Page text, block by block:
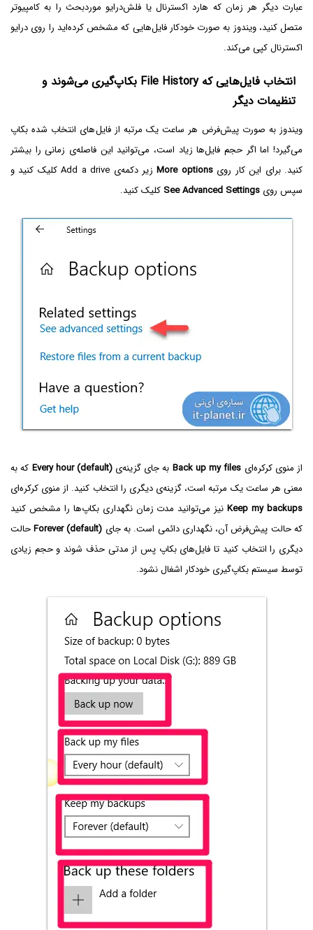
عبارت دیگر هر زمان که هارد اکسترنال یا فلش‌درایو موردبحث را به کامپیوتر
متصل کنید، ویندوز به صورت خودکار فایل‌هایی که مشخص کرده‌اید را روی درایو
اکسترنال کپی می‌کند.
انتخاب فایل‌هایی که File History بکاپ‌گیری می‌شوند و
تنظیمات دیگر
ویندوز به صورت پیش‌فرض هر ساعت یک مرتبه از فایل‌های انتخاب شده بکاپ
می‌گیرد! اما اگر حجم فایل‌ها زیاد است، می‌توانید این فاصله‌ی زمانی را بیشتر
کنید. برای این کار رویMore options
زیر دکمه‌ی Add a drive کلیک کنید و
سپس روی See Advanced Settings کلیک کنید.
از منوی کرکره‌ای Back up my files به جای گزینه‌یEvery hour (default) که به
معنی هر ساعت یک مرتبه است، گزینه‌ی دیگری را انتخاب کنید. از منوی کرکره‌ای
Keep my backupsنیز می‌توانید مدت زمان نگهداری بکاپ‌ها را مشخص کنید
که حالت پیش‌فرض آن، نگهداری دائمی است. به جای Forever (default)حالت
دیگری را انتخاب کنید تا فایل‌های بکاپ پس از مدتی حذف شوند و حجم زیادی
توسط سیستم بکاپ‌گیری خودکار اشغال نشود.